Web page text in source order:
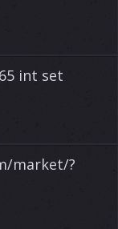
int set
market/?